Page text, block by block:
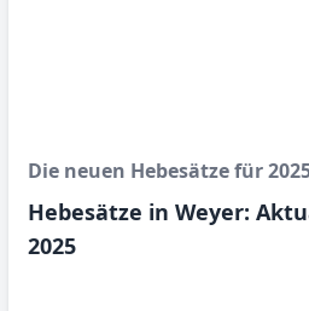
Die neuen Hebesätze für
Hebesätze in Weyer:
2025